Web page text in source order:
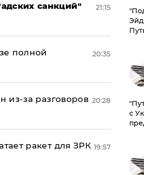
санкций"
21:15
полной
20:35
из-за разговоров 20:28
ракет для ЗРК 19:57
с